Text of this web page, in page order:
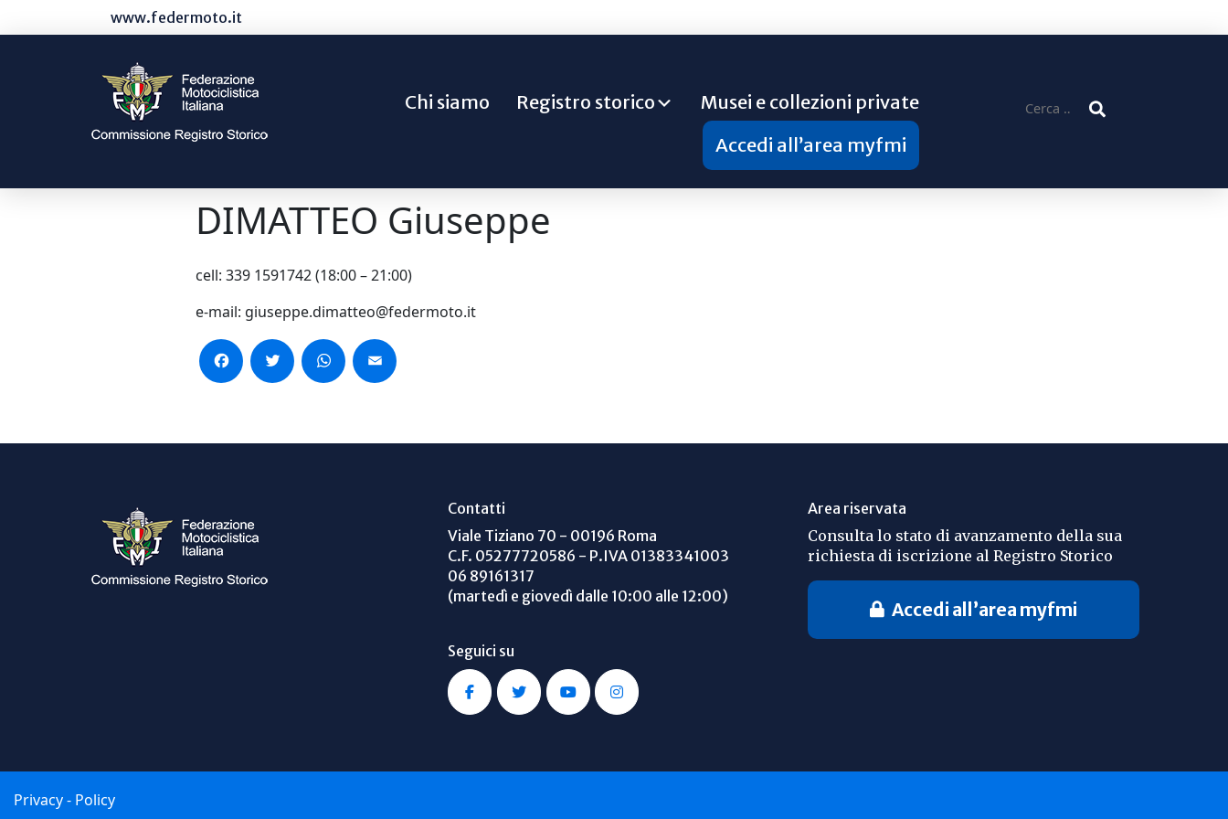
www.federmoto.it
Chi siamo Registro storico
Musei e collezioni private
Accedi all’area myfmi
Ricerca
DIMATTEO Giuseppe
cell: 339 1591742 (18:00 – 21:00)
e-mail: giuseppe.dimatteo@federmoto.it
FacebookTwitter WhatsApp
Email
Contatti
Viale Tiziano 70 - 00196 Roma
C.F. 05277720586 - P.IVA 01383341003
06 89161317
(martedì e giovedì dalle 10:00 alle 12:00)
Seguici su
Area riservata
Consulta lo stato di avanzamento della sua
richiesta di iscrizione al Registro Storico
Accedi all’area myfmi
Privacy - Policy